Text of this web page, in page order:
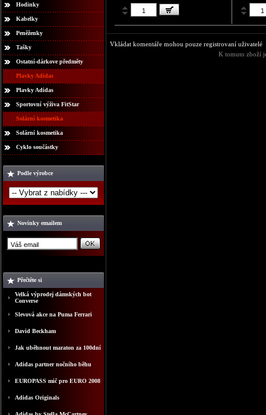
Hodinky
Kabelky
Peněženky
Tašky
Ostatní-dárkove předměty
Plavky Adidas
Plavky Adidas
Sportovní výživa FitStar
Solární kosmetika
Solární kosmetika
Cyklo součástky
Podle výrobce
Novinky emailem
Přečtěte si
Velká výprodej dámských bot
Converse
Slevová akce na Puma Ferrari
David Beckham
Jak uběhnout maraton za 100dní
Adidas partner nočního běhu
EUROPASS mič pro EURO 2008
Adidas Originals
Vkládat komentáře mohou pouze registrovaní uživatelé
K tomuto zboží